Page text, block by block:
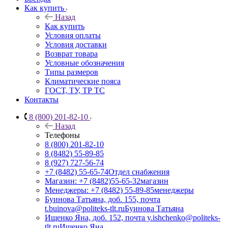
Как купить
Назад
Как купить
Условия оплаты
Условия доставки
Возврат товара
Условные обозначения
Типы размеров
Климатические пояса
ГОСТ, ТУ, ТР ТС
Контакты
8 (800) 201-82-10
Назад
Телефоны
8 (800) 201-82-10
8 (8482) 55-89-85
8 (927) 727-56-74
+7 (8482) 55-65-74Отдел снабжения
Магазин: +7 (8482)55-65-32магазин
Менеджеры: +7 (8482) 55-89-85менеджеры
Буинова Татьяна, доб. 155, почта
t.buinova@politeks-tlt.ruБуинова Татьяна
Ищенко Яна, доб. 152, почта y.ishchenko@politeks-